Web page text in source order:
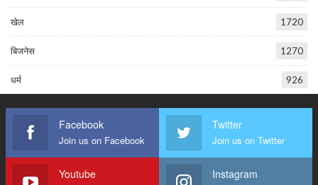
खेल 1720
बिजनेस 1270
धर्म 926
Facebook
Join us on Facebook
Twitter
Join us on Twitter
Youtube Instagram